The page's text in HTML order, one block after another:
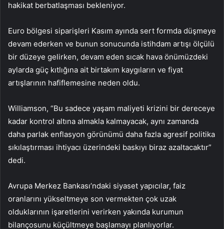
hakikat berbatlaşması bekleniyor.
Euro bölgesi siparişleri Kasım ayında sert formda düşmeye
devam ederken ve bunun sonucunda istihdam artışı ölçülü
bir düzeye gelirken, devam eden sıcak hava önümüzdeki
aylarda güç kıtlığına ait birtakım kaygıların ve fiyat
artışlarının hafiflemesine neden oldu.
Williamson, “Bu sadece yaşam maliyeti krizini bir dereceye
kadar kontrol altına almakla kalmayacak, aynı zamanda
daha parlak enflasyon görünümü daha fazla agresif politika
sıkılaştırması ihtiyacı üzerindeki baskıyı biraz azaltacaktır”
dedi.
Avrupa Merkez Bankası’ndaki siyaset yapıcılar, faiz
oranlarını yükseltmeye son vermekten çok uzak
olduklarının işaretlerini verirken yakında kurumun
bilançosunu küçültmeye başlamayı planlıyorlar.